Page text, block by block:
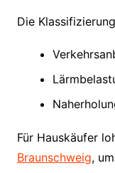
Die
Für Hauskäufer
Braunschweig,